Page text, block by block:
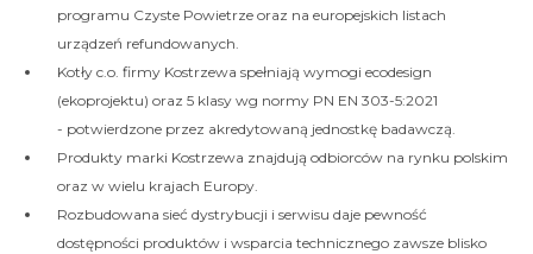
programu Czyste Powietrze oraz na europejskich listach
urządzeń refundowanych.
Kotły c.o. firmy Kostrzewa spełniają wymogi ecodesign
(ekoprojektu) oraz 5 klasy wg normy PN EN 303-5:2021
- potwierdzone przez akredytowaną jednostkę badawczą.
Produkty marki Kostrzewa znajdują odbiorców na rynku polskim
oraz w wielu krajach Europy.
Rozbudowana sieć dystrybucji i serwisu daje pewność
dostępności produktów i wsparcia technicznego zawsze blisko